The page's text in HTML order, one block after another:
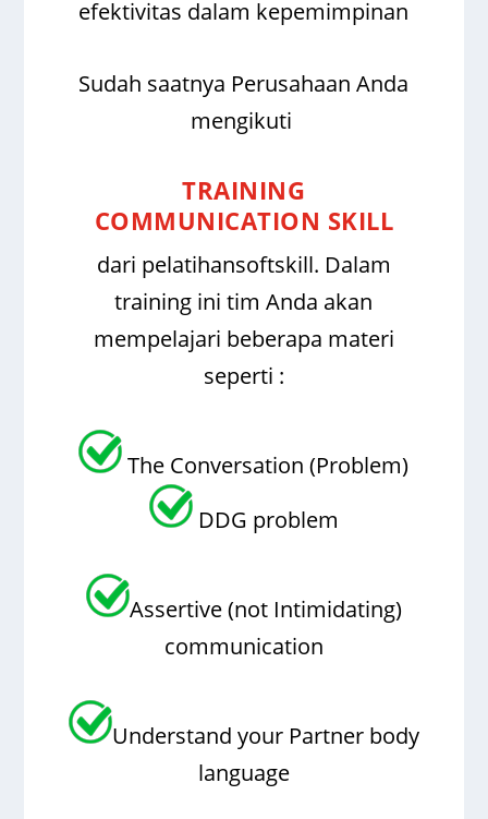
efektivitas dalam kepemimpinan
Sudah saatnya Perusahaan Anda
mengikuti
TRAINING
COMMUNICATION SKILL
dari pelatihansoftskill. Dalam
training ini tim Anda akan
mempelajari beberapa materi
seperti :
The Conversation (Problem)
DDG problem
Assertive (not Intimidating)
communication
Understand your Partner body
language